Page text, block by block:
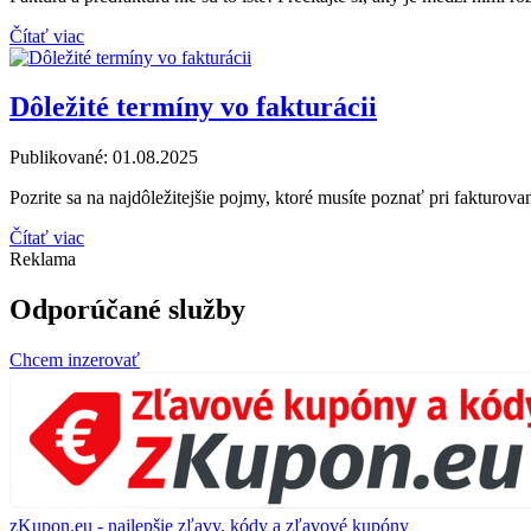
Čítať viac
Dôležité termíny vo fakturácii
Publikované: 01.08.2025
Pozrite sa na najdôležitejšie pojmy, ktoré musíte poznať pri
Čítať viac
Reklama
Odporúčané služby
Chcem inzerovať
zKupon.eu - najlepšie zľavy, kódy a zľavové kupóny